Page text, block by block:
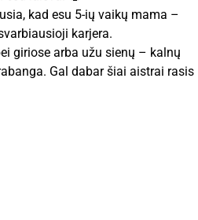
kad esu 5-ių vaikų mama –
karjera.
giriose arba užu sienų – kalnų
Gal dabar šiai aistrai rasis